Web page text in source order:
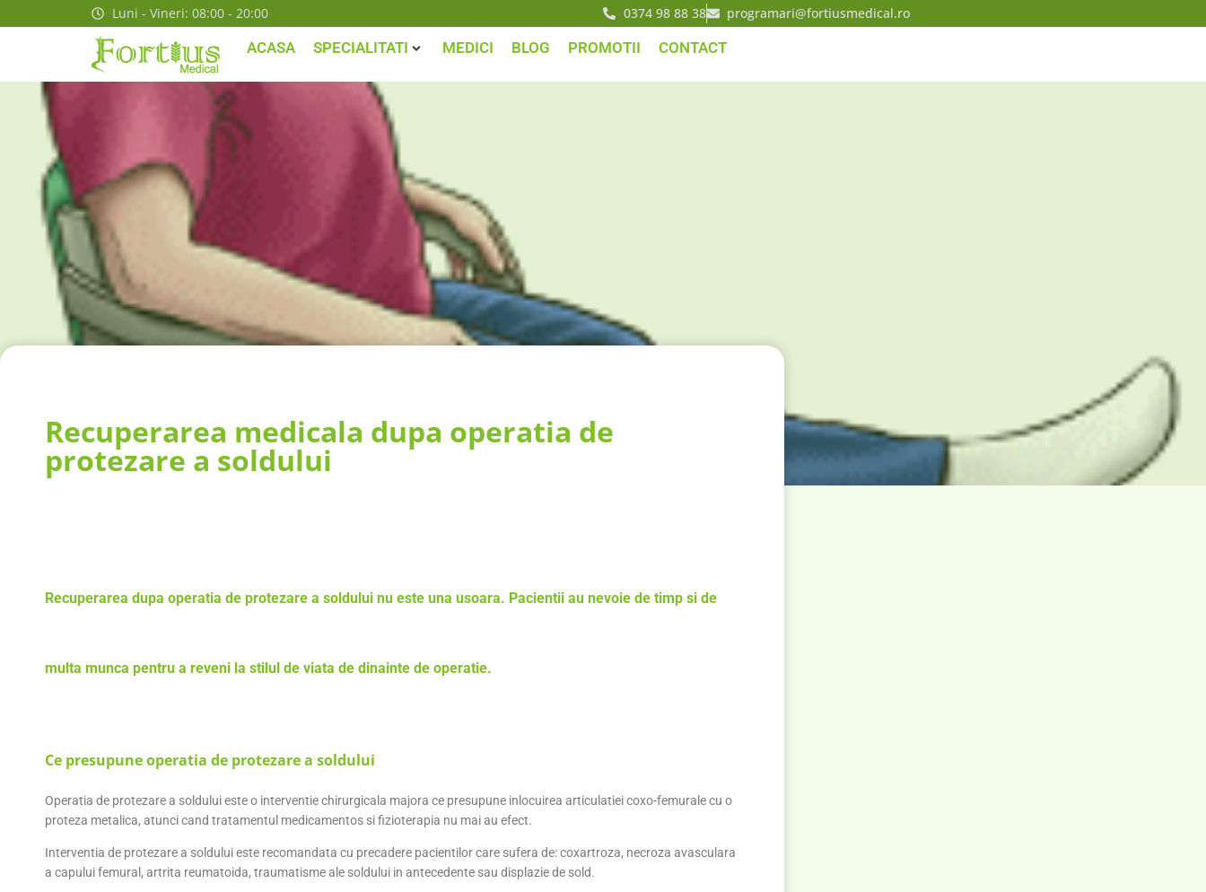
Luni - Vineri: 08:00 - 20:00 0374 98 88 38 programari@fortiusmedical.ro
ACASA SPECIALITATI MEDICI BLOG PROMOTII CONTACT
Recuperarea medicala dupa operatia de
protezare a soldului
Recuperarea dupa operatia de protezare a soldului nu este una usoara. Pacientii au nevoie de timp si de
multa munca pentru a reveni la stilul de viata de dinainte de operatie.
Ce presupune operatia de protezare a soldului
Operatia de protezare a soldului este o interventie chirurgicala majora ce presupune inlocuirea articulatiei coxo-femurale cu o
proteza metalica, atunci cand tratamentul medicamentos si fizioterapia nu mai au efect.
Interventia de protezare a soldului este recomandata cu precadere pacientilor care sufera de: coxartroza, necroza avasculara
a capului femural, artrita reumatoida, traumatisme ale soldului in antecedente sau displazie de sold.